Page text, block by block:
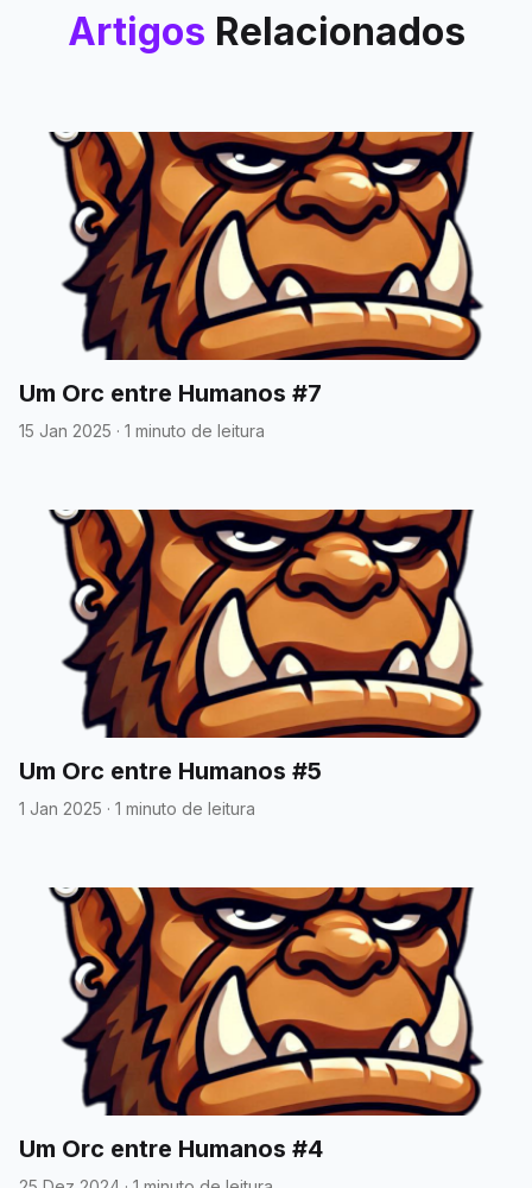
Artigos Relacionados
Um Orc entre Humanos #7
15 Jan 2025 · 1 minuto de leitura
Um Orc entre Humanos #5
1 Jan 2025 · 1 minuto de leitura
Um Orc entre Humanos #4